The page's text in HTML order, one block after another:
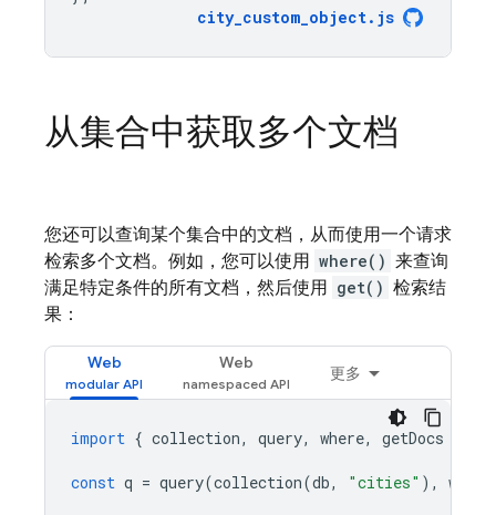
city_custom_object. js
从集合中获取多个文档
您还可以查询某个集合中的文档，从而使用一个请求
检索多个文档。例如，您可以使用 where() 来查询
满足特定条件的所有文档，然后使用 get() 检索结
果：
Web Web
更多
import { collection, query, where, getDocs
const q = query(collection(db, "cities" ), where